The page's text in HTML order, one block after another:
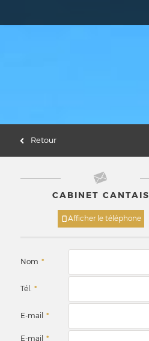
Retour
CABINET CANTAIS
Afficher le téléphone
Nom *
Tél. *
E-mail *
E-mail *